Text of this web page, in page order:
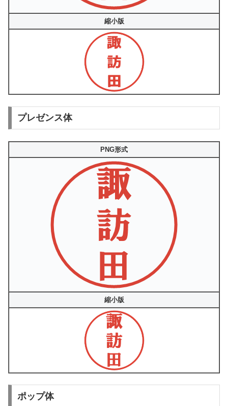
縮小版
プレゼンス体
PNG形式
縮小版
ポップ体